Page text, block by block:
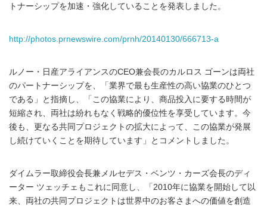
トナーシップを加速・強化していることを発表しました。
http://photos.prnewswire.com/prnh/20140130/666713-a
ルノー・日産アライアンスのCEO兼会長のカルロス ゴーンは両社
のパートナーシップを、「業界で最も生産性の高い協業のひとつ
である」と指摘し、「この協業により、商品投入に要する時間が
短縮され、両社は紛れもなく戦略的優位性を享受しています。今
後も、更なる共同プロジェクトの拡大によって、この協業が発展
し続けていくことを期待しています」とコメントしました。
ダイムラー取締役会長兼メルセデス・ベンツ・カーズ会長のディ
ーター ツェッチェもこれに同意し、「2010年に協業を開始して以
来、両社の共同プロジェクトは世界中のお客さまへの価値を創造